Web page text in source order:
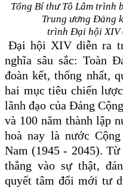
Tổng Bí thư Tô Lâm trình
Trung ương Đảng
trình Đại hội XIV
Đại hội XIV diễn ra
nghĩa sâu sắc: Toàn
đoàn kết, thống nhất,
hai mục tiêu chiến
lãnh đạo của Đảng
và 100 năm thành lập
hoà nay là nước
Nam (1945 - 2045).
thẳng vào sự thật,
quyết tâm đổi mới tư